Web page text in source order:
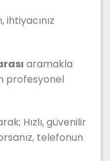
ihtiyacınız
aramakla
profesyonel
Hızlı, güvenilir
telefonun